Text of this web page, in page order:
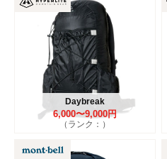
Daybreak
6,000〜9,000円
（ランク：）